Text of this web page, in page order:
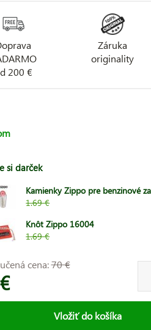
200 €
Záruka
originality
si darček
Kamienky Zippo pre benzinové
1.69 €
Knôt Zippo 16004
1.69 €
cena:70 €
Vložiť do košíka